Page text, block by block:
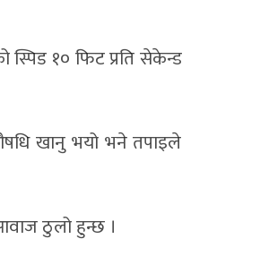
१० फिट प्रति सेकेन्ड
खानु भयो भने तपाइले
ठुलो हुन्छ ।